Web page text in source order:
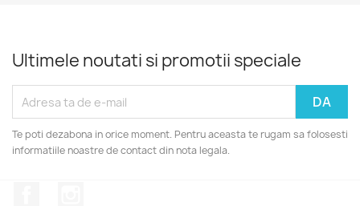
Ultimele noutati si promotii speciale
Te poti dezabona in orice moment. Pentru aceasta te rugam sa folosesti
informatiile noastre de contact din nota legala.